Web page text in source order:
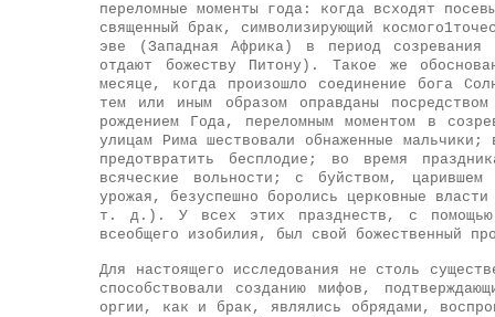
переломные моменты года: когда всходят
священный брак, символизирующий
эве (Западная Африка) в период созревания
отдают божеству Питону). Такое же
месяце, когда произошло соединение бога
тем или иным образом оправданы
рождением Года, переломным моментом в
улицам Рима шествовали обнаженные
предотвратить бесплодие; во время
всяческие вольности; с буйством,
урожая, безуспешно боролись церковные
т. д.). У всех этих празднеств, с помощью
всеобщего изобилия, был свой божественный
Для настоящего исследования не столь
способствовали созданию мифов,
оргии, как и брак, являлись обрядами,